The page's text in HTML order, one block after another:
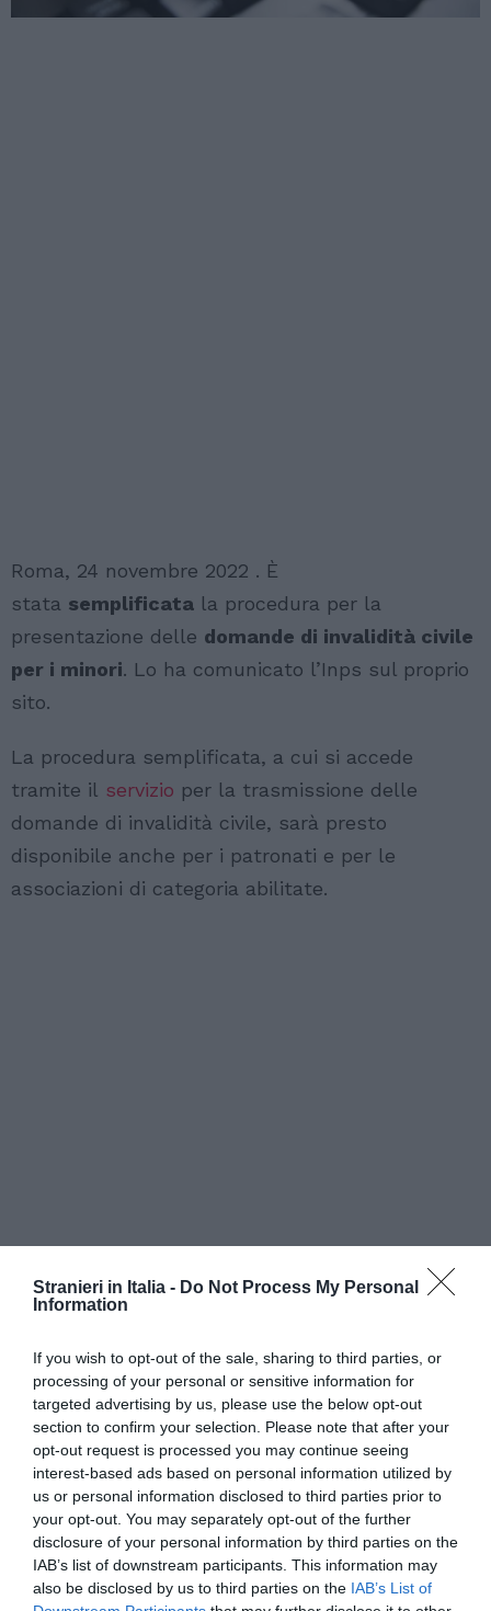
Stranieri in Italia - Do Not Process My Personal
Information
If you wish to opt-out of the sale, sharing to third parties, or
processing of your personal or sensitive information for
targeted advertising by us, please use the below opt-out
section to confirm your selection. Please note that after your
opt-out request is processed you may continue seeing
interest-based ads based on personal information utilized by
us or personal information disclosed to third parties prior to
your opt-out. You may separately opt-out of the further
disclosure of your personal information by third parties on the
IAB’s list of downstream participants. This information may
also be disclosed by us to third parties on the IAB’s List of
Roma, 24 novembre 2022 . È
stata semplificata la procedura per la
presentazione delle domande di invalidità civile
per i minori. Lo ha comunicato l’Inps sul proprio
sito.
La procedura semplificata, a cui si accede
tramite il servizio per la trasmissione delle
domande di invalidità civile, sarà presto
disponibile anche per i patronati e per le
associazioni di categoria abilitate.
Nelmessaggio 22 novembre 2022, n. 4212si
forniscono le istruzioni per la compilazione della
domanda. Per ogni approfondimento è possibile
consultare anche il manuale “Domande di
invalidità civile”, disponibile tramite